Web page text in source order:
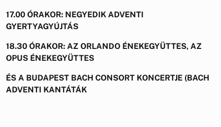
17.00 ÓRAKOR: NEGYEDIK ADVENTI
GYERTYAGYÚJTÁS
18.30 ÓRAKOR: AZ ORLANDO ÉNEKEGYÜTTES, AZ
OPUS ÉNEKEGYÜTTES
ÉS A BUDAPEST BACH CONSORT KONCERTJE (BACH
ADVENTI KANTÁTÁK